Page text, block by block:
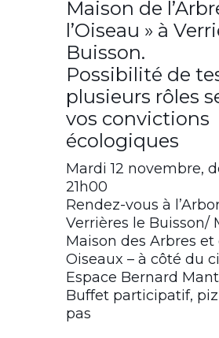
Maison de
l’Oiseau » à
Buisson.
Possibilité de
plusieurs rôles
vos convictions
écologiques
Mardi 12 novembre,
21h00
Rendez-vous à
Verrières le Buisson/
Maison des Arbres et
Oiseaux – à côté du
Espace Bernard
Buffet participatif,
pas